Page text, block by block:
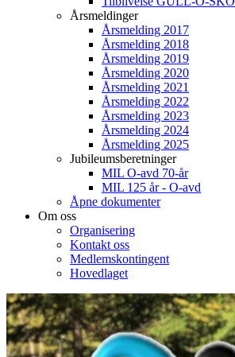
Årsmeldinger
Årsmelding 2017
Årsmelding 2018
Årsmelding 2019
Årsmelding 2020
Årsmelding 2021
Årsmelding 2022
Årsmelding 2023
Årsmelding 2024
Årsmelding 2025
Jubileumsberetninger
MIL O-avd 70-år
MIL 125 år - O-avd
Åpne dokumenter
Om oss
Organisering
Kontakt oss
Medlemskontingent
Hovedlaget